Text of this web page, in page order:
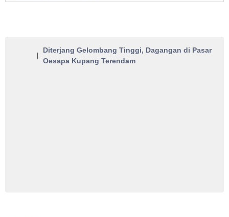
Diterjang Gelombang Tinggi, Dagangan di Pasar
Oesapa Kupang Terendam